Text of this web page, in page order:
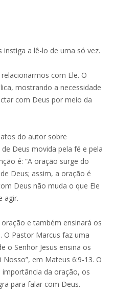
a lê-lo de uma só vez.
com Ele. O
mostrando a necessidade
com Deus por meio da
do autor sobre
Deus movida pela fé e pela
é: “A oração surge do
Deus; assim, a oração é
Deus não muda o que Ele
agir.
e também ensinará os
O Pastor Marcus faz uma
o Senhor Jesus ensina os
em Mateus 6:9-13. O
da oração, os
para falar com Deus.